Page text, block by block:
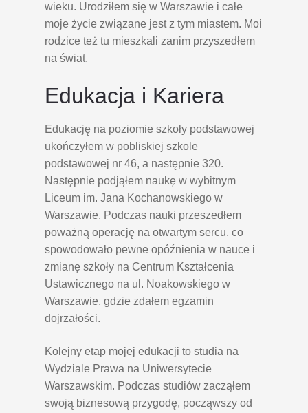
wieku. Urodziłem się w Warszawie i całe
moje życie związane jest z tym miastem. Moi
rodzice też tu mieszkali zanim przyszedłem
na świat.
Edukacja i Kariera
Edukację na poziomie szkoły podstawowej
ukończyłem w pobliskiej szkole
podstawowej nr 46, a następnie 320.
Następnie podjąłem naukę w wybitnym
Liceum im. Jana Kochanowskiego w
Warszawie. Podczas nauki przeszedłem
poważną operację na otwartym sercu, co
spowodowało pewne opóźnienia w nauce i
zmianę szkoły na Centrum Kształcenia
Ustawicznego na ul. Noakowskiego w
Warszawie, gdzie zdałem egzamin
dojrzałości.
Kolejny etap mojej edukacji to studia na
Wydziale Prawa na Uniwersytecie
Warszawskim. Podczas studiów zacząłem
swoją biznesową przygodę, począwszy od